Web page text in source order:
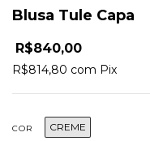
Blusa Tule Capa
R$840,00
R$814,80 com Pix
COR CREME